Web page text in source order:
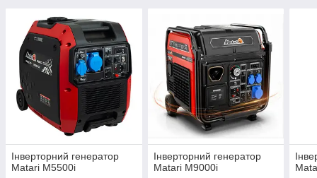
Інверторний генератор
Matari M5500i
Інверторний генератор
Matari M9000i